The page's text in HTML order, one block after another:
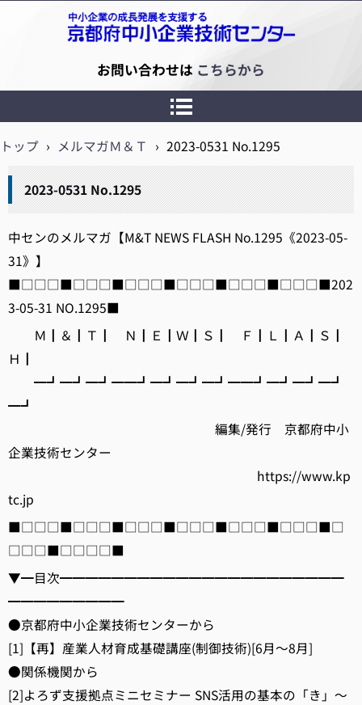
京都府中小企業技術センター
お問い合わせは こちらから
トップ › メルマガＭ＆Ｔ › 2023-0531 No.1295
2023-0531 No.1295
中センのメルマガ【M&T NEWS FLASH No.1295《2023-05-
31》】
■□□□■□□□■□□□■□□□■□□□■□□□■202
3-05-31 NO.1295■
Ｍ┃＆┃Ｔ┃ Ｎ┃Ｅ┃Ｗ┃Ｓ┃ Ｆ┃Ｌ┃Ａ┃Ｓ┃
Ｈ┃
━┛━┛━┛━━┛━┛━┛━┛━━┛━┛━┛━┛
━┛
編集/発行 京都府中小
企業技術センター
https://www.kp
tc.jp
■□□□■□□□■□□□■□□□■□□□■□□□■□
□□□■□□□□■
▼━目次━━━━━━━━━━━━━━━━━━━━━━
━━━━━━━━━
●京都府中小企業技術センターから
[1]【再】産業人材育成基礎講座(制御技術)[6月～8月]
●関係機関から
[2]よろず支援拠点ミニセミナー SNS活用の基本の「き」～